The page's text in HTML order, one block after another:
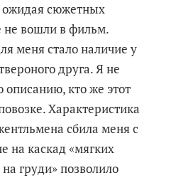
ожидая сюжетных
не вошли в фильм.
меня стало наличие у
друга. Я не
описанию, кто же этот
Характеристика
сбила меня с
на каскад «мягких
груди» позволило